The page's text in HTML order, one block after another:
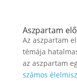
Aszpartam
Az aszpartam
témája
az aszpartam
számos